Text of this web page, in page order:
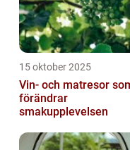
15 oktober 2025
Vin- och matresor
förändrar
smakupplevelsen